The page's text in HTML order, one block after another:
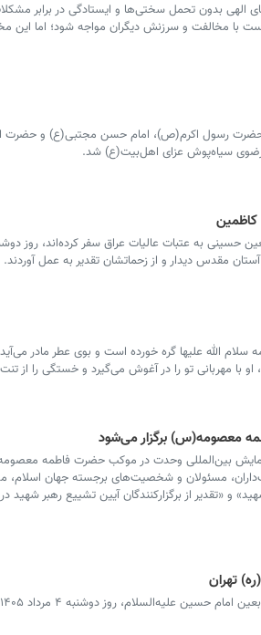
الهی بدون تحمل سختی‌ها و ایستادگی در برابر
مخالفت و سرزنش دیگران مواجه شود؛ اما این
حضرت رسول اکرم(ص)، امام حسن مجتبی(ع) و حضرت
رضوی سیاه‌پوش عزای اهل‌بیت(ع) شد.
کاظمین
مقدس دیدار و از زحماتشان تقدیر به عمل آوردند.
سلام الله علیها گره خورده است و بوی عطر مادر
با مهربانی تو را در آغوش می‌گیرد و خستگی را از
معصومه(س) برگزار می‌شود
بین‌المللی وحدت در موکب حضرت فاطمه معصومه
مسئولان و شخصیت‌های برجسته جهان اسلام،
«تقدیر از برگزارکنندگان آیین تشییع رهبر شهید در
تهران